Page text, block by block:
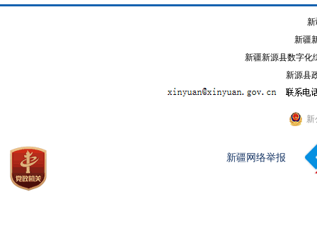
新疆
新疆新源县数字化
新源县
新
新疆网络举报